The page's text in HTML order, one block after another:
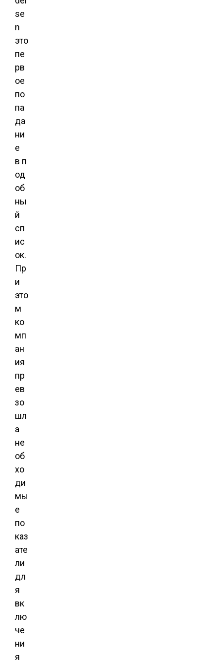
se
n
это
пе
рв
ое
по
па
да
ни
е
в п
од
об
ны
й
сп
ис
ок.
Пр
и
это
м
ко
мп
ан
ия
пр
ев
зо
шл
а
не
об
хо
ди
мы
е
по
каз
ате
ли
дл
я
вк
лю
че
ни
я